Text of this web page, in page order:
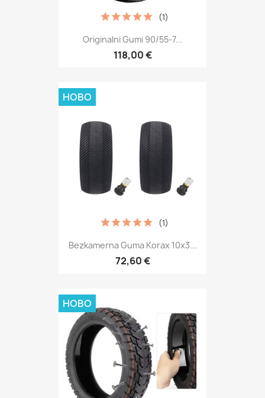
Originalni Gumi 90/55-7...
118,00 €
(1)
Bezkamerna Guma Korax 10x3...
72,60 €
(1)
НОВО
НОВО